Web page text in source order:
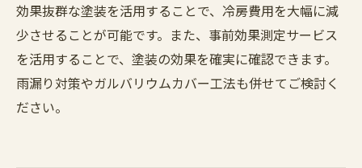
効果抜群な塗装を活用することで、冷房費用を大幅に減
少させることが可能です。また、事前効果測定サービス
を活用することで、塗装の効果を確実に確認できます。
雨漏り対策やガルバリウムカバー工法も併せてご検討く
ださい。